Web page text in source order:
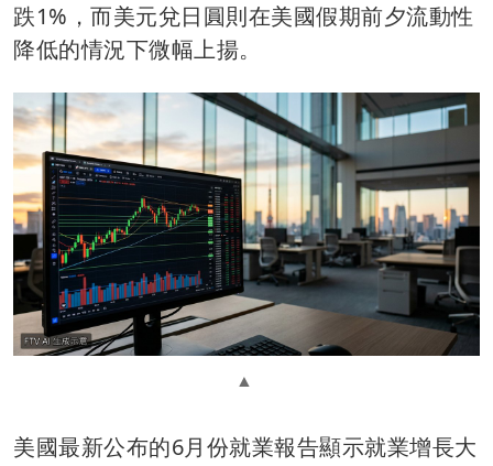
跌1%，而美元兌日圓則在美國假期前夕流動性
降低的情況下微幅上揚。
美國最新公布的6月份就業報告顯示就業增長大